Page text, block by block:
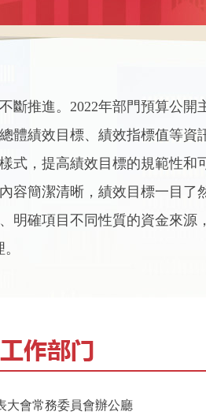
推進。2022年部門預算公
體績效目標、績效指標值等
式，提高績效目標的規範性
容簡潔清晰，績效目標一目
確項目不同性質的資金來源
大會常務委員會辦公廳